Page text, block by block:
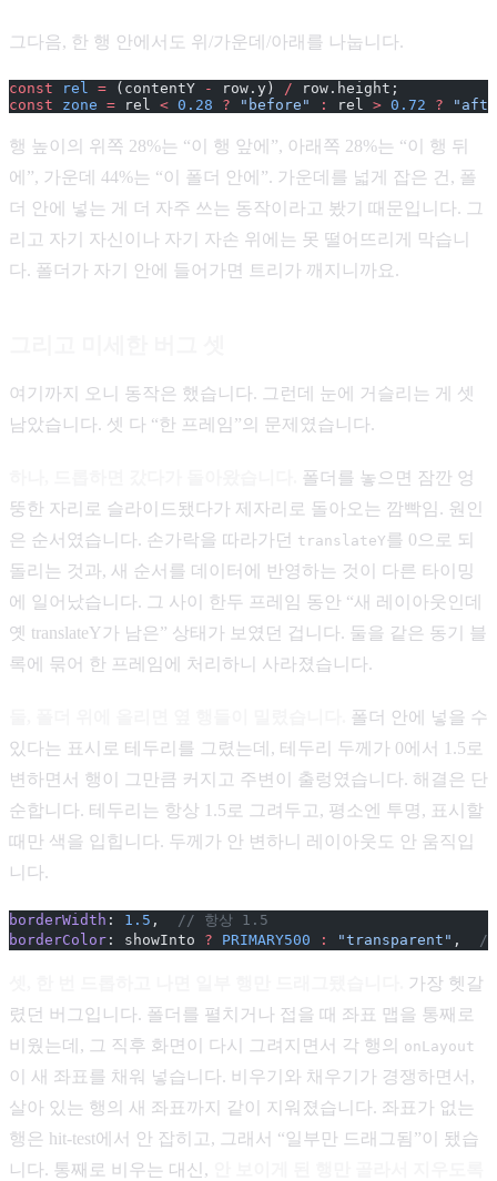
그다음, 한 행 안에서도 위/가운데/아래를 나눕니다.
const rel = (contentY - row.y) / row.height;
const zone = rel < 0.28 ? "before" : rel > 0.72 ?
행 높이의 위쪽 28%는 “이 행 앞에”, 아래쪽 28%는 “이 행 뒤
에”, 가운데 44%는 “이 폴더 안에”. 가운데를 넓게 잡은 건, 폴
더 안에 넣는 게 더 자주 쓰는 동작이라고 봤기 때문입니다. 그
리고 자기 자신이나 자기 자손 위에는 못 떨어뜨리게 막습니
다. 폴더가 자기 안에 들어가면 트리가 깨지니까요.
여기까지 오니 동작은 했습니다. 그런데 눈에 거슬리는 게 셋
남았습니다. 셋 다 “한 프레임”의 문제였습니다.
폴더를 놓으면 잠깐 엉
뚱한 자리로 슬라이드됐다가 제자리로 돌아오는 깜빡임. 원인
은 순서였습니다. 손가락을 따라가던 translateY를 0으로 되
돌리는 것과, 새 순서를 데이터에 반영하는 것이 다른 타이밍
에 일어났습니다. 그 사이 한두 프레임 동안 “새 레이아웃인데
옛 translateY가 남은” 상태가 보였던 겁니다. 둘을 같은 동기 블
록에 묶어 한 프레임에 처리하니 사라졌습니다.
폴더 안에 넣을 수
있다는 표시로 테두리를 그렸는데, 테두리 두께가 0에서 1.5로
변하면서 행이 그만큼 커지고 주변이 출렁였습니다. 해결은 단
순합니다. 테두리는 항상 1.5로 그려두고, 평소엔 투명, 표시할
때만 색을 입힙니다. 두께가 안 변하니 레이아웃도 안 움직입
니다.
borderWidth : 1.5 ,
// 항상 1.5
borderColor : showInto ? PRIMARY500 : "transparent" , //
가장 헷갈
렸던 버그입니다. 폴더를 펼치거나 접을 때 좌표 맵을 통째로
비웠는데, 그 직후 화면이 다시 그려지면서 각 행의
onLayout
이 새 좌표를 채워 넣습니다. 비우기와 채우기가 경쟁하면서,
살아 있는 행의 새 좌표까지 같이 지워졌습니다. 좌표가 없는
행은 hit-test에서 안 잡히고, 그래서 “일부만 드래그됨”이 됐습
니다. 통째로 비우는 대신,